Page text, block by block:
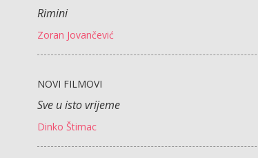
Rimini
Zoran Jovančević
NOVI FILMOVI
Sve u isto vrijeme
Dinko Štimac